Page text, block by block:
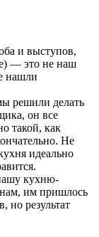
и выступов,
— это не наш
нашли
решили делать
он все
такой, как
Не
идеально
кухню-
им пришлось
но результат